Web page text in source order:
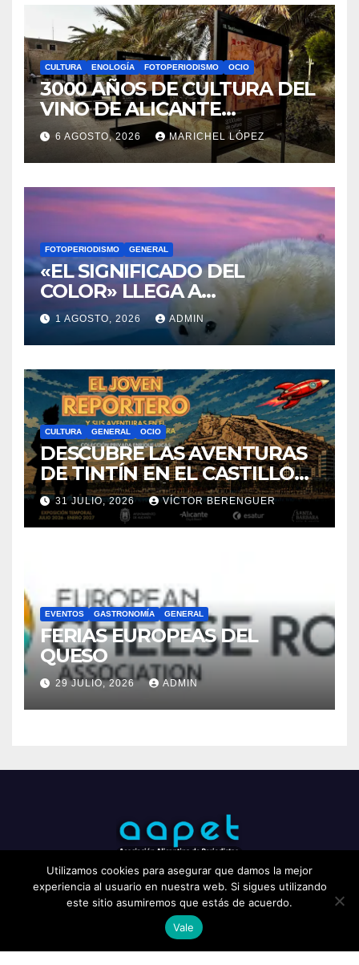
CULTURA ENOLOGÍA FOTOPERIODISMO OCIO
3000 AÑOS DE CULTURA DEL
VINO DE ALICANTE
RENACEN EN EL CASTILLO
DE SANTA BÁRBARA
6 AGOSTO, 2026 MARICHEL LÓPEZ
FOTOPERIODISMO GENERAL
«EL SIGNIFICADO DEL
COLOR» LLEGA A
VILLAJOYOSA
1 AGOSTO, 2026 ADMIN
CULTURA GENERAL OCIO
DESCUBRE LAS AVENTURAS
DE TINTÍN EN EL CASTILLO
DE SANTA BÁRBARA DE
ALICANTE
31 JULIO, 2026 VÍCTOR BERENGUER
EVENTOS GASTRONOMÍA GENERAL
FERIAS EUROPEAS DEL
QUESO
29 JULIO, 2026 ADMIN
Utilizamos cookies para asegurar que damos la mejor
experiencia al usuario en nuestra web. Si sigues utilizando
este sitio asumiremos que estás de acuerdo.
Vale